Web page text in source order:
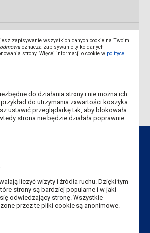
Instytut Pedagogiczny
Nauk Stosowanych
zapisywanie wszystkich danych cookie na Twoim
odmowa oznacza zapisywanie tylko danych
strony. Więcej informacji o cookie w polityce
do działania strony i nie można ich
przykład do utrzymania zawartości koszyka
ustawić przeglądarkę tak, aby blokowała
strona nie będzie działała poprawnie.
liczyć wizyty i źródła ruchu. Dzięki tym
strony są bardziej popularne i w jaki
odwiedzający stronę. Wszystkie
przez te pliki cookie są anonimowe.